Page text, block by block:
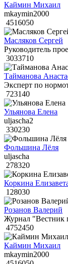
Каймин Михаил
mkaymin2000
4516050
Масляков Сергей
Руководитель
3033710
Тайманова
Эксперт по
723140
Ульянова Елена
uljascha2
330230
Фольшина Лёля
uljascha
278320
Коркина
128030
Розанов Валерий
Журнал "Вестник
4752450
Каймин Михаил
mkaymin2000